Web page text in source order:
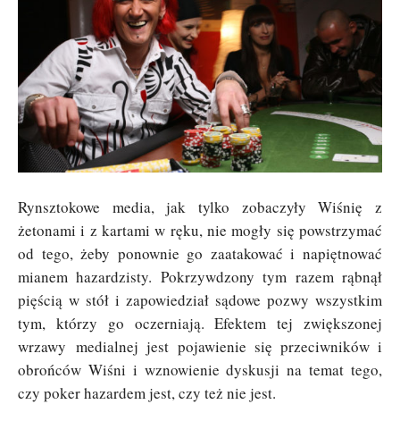
Rynsztokowe media, jak tylko zobaczyły Wiśnię z
żetonami i z kartami w ręku, nie mogły się powstrzymać
od tego, żeby ponownie go zaatakować i napiętnować
mianem hazardzisty. Pokrzywdzony tym razem rąbnął
pięścią w stół i zapowiedział sądowe pozwy wszystkim
tym, którzy go oczerniają. Efektem tej zwiększonej
wrzawy medialnej jest pojawienie się przeciwników i
obrońców Wiśni i wznowienie dyskusji na temat tego,
czy poker hazardem jest, czy też nie jest.